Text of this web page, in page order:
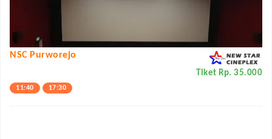
NSC Purworejo
Tiket Rp. 35.000
11:40 17:30